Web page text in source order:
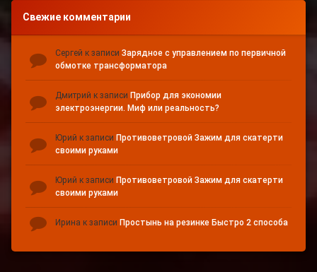
Свежие комментарии
Сергей к записи Зарядное с управлением по первичной
обмотке трансформатора
Дмитрий к записи Прибор для экономии
электроэнергии. Миф или реальность?
Юрий к записи Противоветровой Зажим для скатерти
своими руками
Юрий к записи Противоветровой Зажим для скатерти
своими руками
Ирина к записи Простынь на резинке Быстро 2 способа